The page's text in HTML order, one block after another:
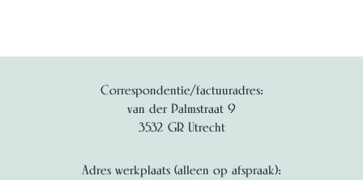
Correspondentie/factuuradres:
van der Palmstraat 9
3532 GR Utrecht
Adres werkplaats (alleen op afspraak):